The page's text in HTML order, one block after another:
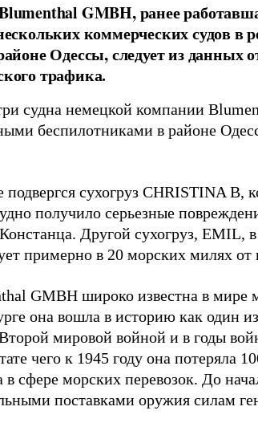
GMBH, ранее
коммерческих судов в
Одессы, следует из данных
трафика.
судна немецкой компании
беспилотниками в районе
подвергся сухогруз CHRISTINA B,
получило серьезные
Другой сухогруз, EMIL,
примерно в 20 морских милях от
GMBH широко известна в мире
она вошла в историю как один
мировой войной и в годы
чего к 1945 году она потеряла
в сфере морских перевозок. До
поставками оружия силам